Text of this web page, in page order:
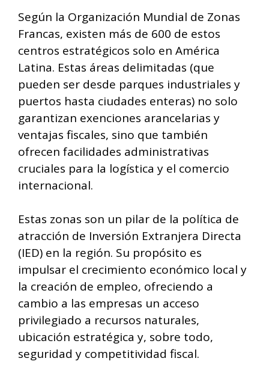
Según la Organización Mundial de Zonas
Francas, existen más de 600 de estos
centros estratégicos solo en América
Latina. Estas áreas delimitadas (que
pueden ser desde parques industriales y
puertos hasta ciudades enteras) no solo
garantizan exenciones arancelarias y
ventajas fiscales, sino que también
ofrecen facilidades administrativas
cruciales para la logística y el comercio
internacional.
Estas zonas son un pilar de la política de
atracción de Inversión Extranjera Directa
(IED) en la región. Su propósito es
impulsar el crecimiento económico local y
la creación de empleo, ofreciendo a
cambio a las empresas un acceso
privilegiado a recursos naturales,
ubicación estratégica y, sobre todo,
seguridad y competitividad fiscal.